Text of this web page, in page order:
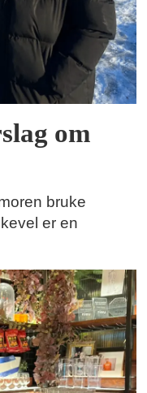
om
bruke
er en